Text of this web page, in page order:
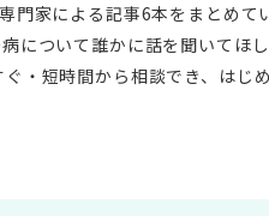
家による記事6本をまとめ
について誰かに話を聞いて
・短時間から相談でき、はじ